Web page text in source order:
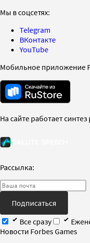
Мы в соцсетях:
Telegram
ВКонтакте
YouTube
Мобильное приложение
На сайте работает синтез
Рассылка:
Подписаться
Все сразу
Новости Forbes Games